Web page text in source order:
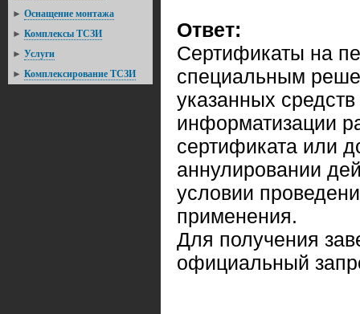
Ответ:
Сертификаты на
специальным
указанных
информатизации
сертификата или
аннулировании
условии
применения.
Для получения
официальный
► Оснащение монтажа
► Комплексы ТСЗИ
► Услуги
► Комплексирование ТСЗИ